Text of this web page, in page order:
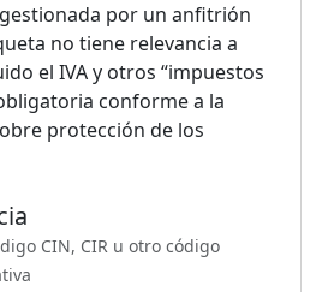
por un anfitrión
no tiene relevancia a
el IVA y otros “impuestos
conforme a la
protección de los
CIN, CIR u otro código